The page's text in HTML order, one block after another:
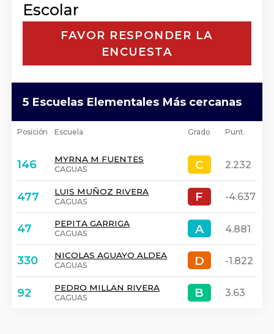
Escolar
FAVOR RESPONDER LA
ENCUESTA
5 Escuelas Elementales Más cercanas
Posición Escuela Grado Punt.
146 MYRNA M FUENTES
CAGUAS C
C 2.232
477 LUIS MUÑOZ RIVERA
CAGUAS F
F -4.637
47 PEPITA GARRIGA
CAGUAS A
A 4.881
330 NICOLAS AGUAYO ALDEA
CAGUAS D
D -1.822
92 PEDRO MILLAN RIVERA
CAGUAS B
B 3.63